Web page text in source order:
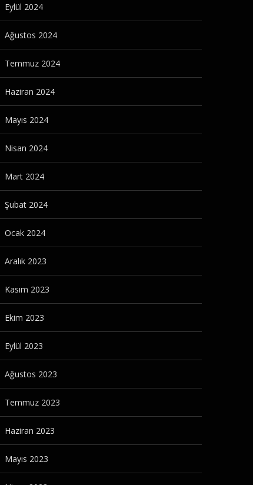
Eylül 2024
Ağustos 2024
Temmuz 2024
Haziran 2024
Mayıs 2024
Nisan 2024
Mart 2024
Şubat 2024
Ocak 2024
Aralık 2023
Kasım 2023
Ekim 2023
Eylül 2023
Ağustos 2023
Temmuz 2023
Haziran 2023
Mayıs 2023